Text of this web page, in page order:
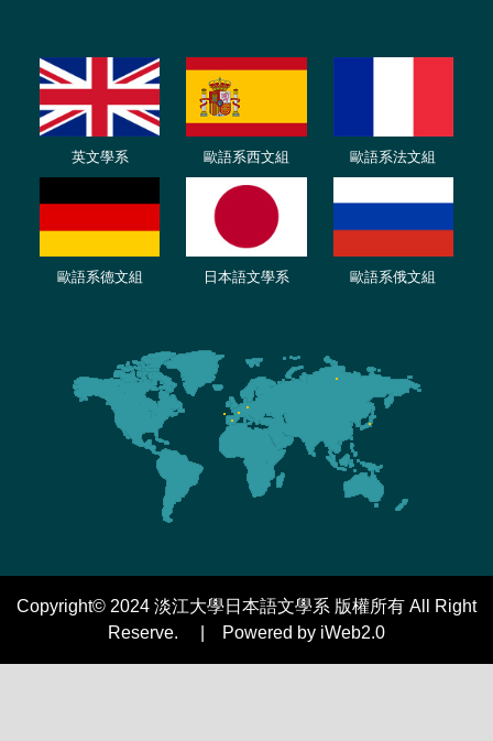
英文學系 歐語系西文組 歐語系法文組
歐語系德文組 日本語文學系 歐語系俄文組
Copyright© 2024 淡江大學日本語文學系 版權所有 All Right
Reserve. | Powered by iWeb2.0